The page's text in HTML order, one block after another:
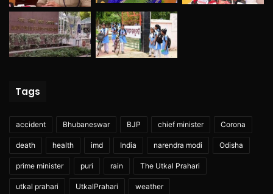
Tags
accident Bhubaneswar BJP chief minister Corona
death health imd India narendra modi Odisha
prime minister puri rain The Utkal Prahari
utkal prahari UtkalPrahari weather